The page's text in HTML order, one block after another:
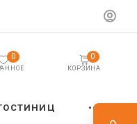
0
КОРЗИНА
0